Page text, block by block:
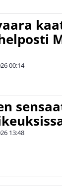
00:14
13:48